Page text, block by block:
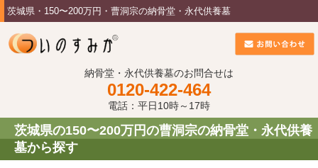
茨城県・150〜200万円・曹洞宗の納骨堂・永代供養墓
納骨堂・永代供養墓のお問合せは
0120-422-464
電話：平日10時～17時
茨城県の150〜200万円の曹洞宗の納骨堂・永代供養
墓から探す